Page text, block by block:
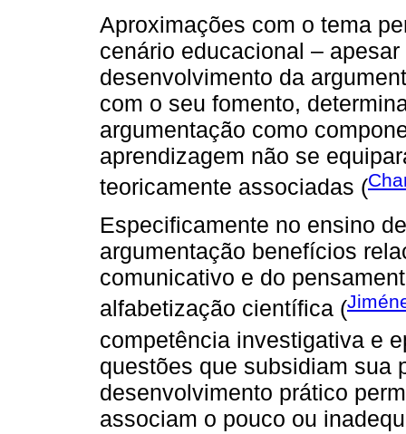
Aproximações com o tema
cenário educacional –
desenvolvimento da
com o seu fomento,
argumentação como
aprendizagem não se
teoricamente associadas (
Especificamente no ensino
argumentação benefícios
comunicativo e do
alfabetização científica (
competência investigativa e
questões que subsidiam sua
desenvolvimento prático
associam o pouco ou